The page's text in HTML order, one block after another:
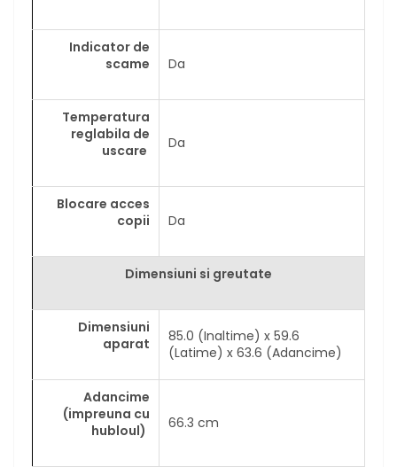
Indicator de
scame
Da
Temperatura
reglabila de
uscare
Da
Blocare acces
copii
Da
Dimensiuni si greutate
Dimensiuni
aparat
85.0 (Inaltime) x 59.6
(Latime) x 63.6 (Adancime)
Adancime
(impreuna cu
hubloul)
66.3 cm